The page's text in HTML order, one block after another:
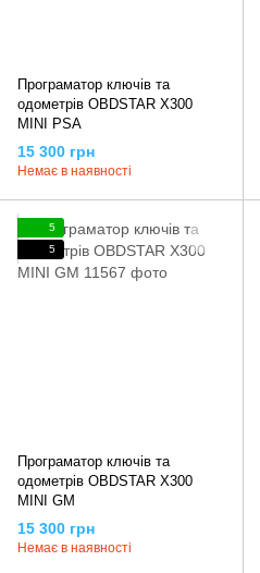
Програматор ключів та
одометрів OBDSTAR X300
MINI PSA
15 300 грн
Немає в наявності
5
5
Програматор ключів та
одометрів OBDSTAR X300
MINI GM
15 300 грн
Немає в наявності